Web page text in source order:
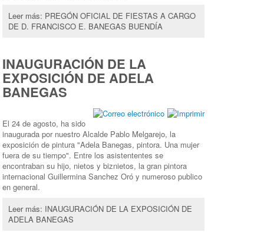
Leer más: PREGÓN OFICIAL DE FIESTAS A CARGO
DE D. FRANCISCO E. BANEGAS BUENDÍA
INAUGURACIÓN DE LA
EXPOSICIÓN DE ADELA
BANEGAS
El 24 de agosto, ha sido
inaugurada por nuestro Alcalde Pablo Melgarejo, la
exposición de pintura "Adela Banegas, pintora. Una mujer
fuera de su tiempo". Entre los asistententes se
encontraban su hijo, nietos y biznietos, la gran pintora
internacional Guillermina Sanchez Oró y numeroso publico
en general.
Leer más: INAUGURACIÓN DE LA EXPOSICIÓN DE
ADELA BANEGAS